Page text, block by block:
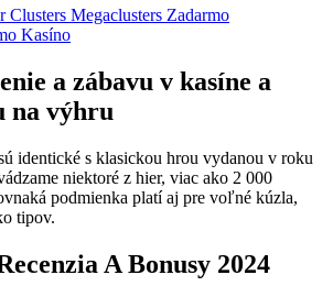
Megaclusters Zadarmo
Kasíno
a zábavu v kasíne a
na výhru
identické s klasickou hrou vydanou v roku
niektoré z hier, viac ako 2 000
podmienka platí aj pre voľné kúzla,
tipov.
A Bonusy 2024